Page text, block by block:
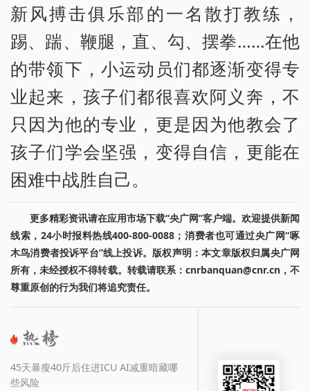
新风搏击俱乐部的一名散打教练，
踢、踹、鞭腿，直、勾、摆拳……在他
的带领下，小运动员们都逐渐变得专
业起来，孩子们都很喜欢阿义奔，不
只因为他的专业，更是因为他教会了
孩子们学会坚强，变得自信，更能在
困难中战胜自己。
更多精彩资讯请在应用市场下载“央广网”客户端。欢迎提供新闻
线索，24小时报料热线400-800-0088；消费者也可通过央广网“啄
木鸟消费者投诉平台”线上投诉。版权声明：本文章版权归属央广网
所有，未经授权不得转载。转载请联系：cnrbanquan@cnr.cn，不
尊重原创的行为我们将追究责任。
45天暴瘦40斤后住进ICU AI减重暗藏哪
些风险